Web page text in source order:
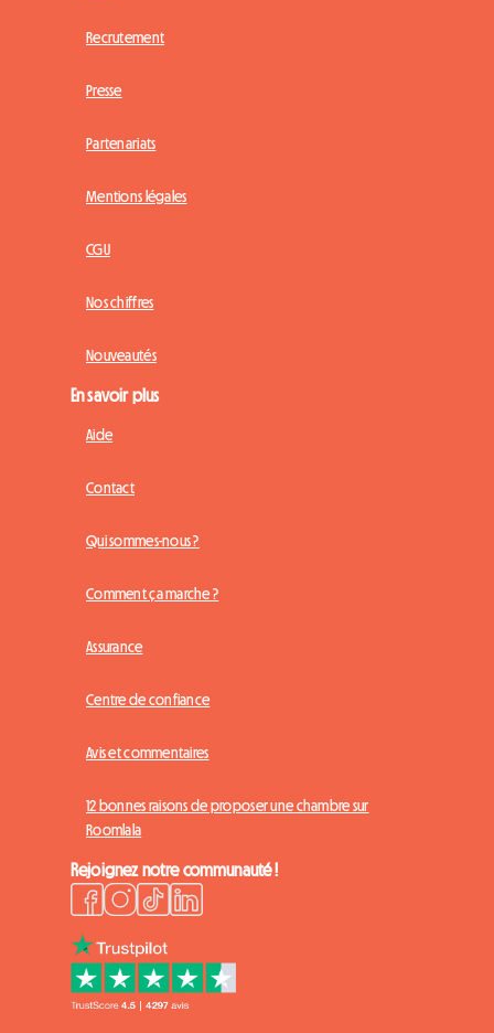
Recrutement
Presse
Partenariats
Mentions légales
CGU
Nos chiffres
Nouveautés
En savoir plus
Aide
Contact
Qui sommes-nous ?
Comment ça marche ?
Assurance
Centre de confiance
Avis et commentaires
12 bonnes raisons de proposer une chambre sur
Roomlala
Rejoignez notre communauté !